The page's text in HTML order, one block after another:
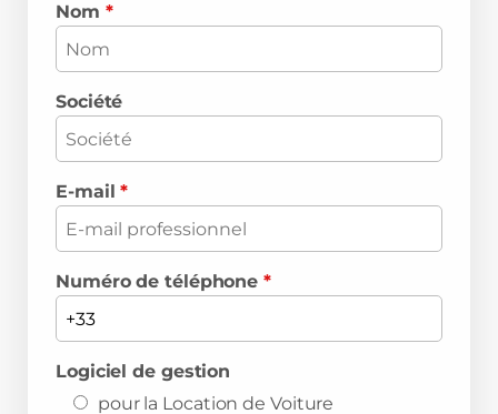
Nom *
Société
E-mail*
Numéro de téléphone *
Logiciel de gestion
pour la Location de Voiture